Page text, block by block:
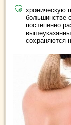
хроническую
большинстве
постепенно
сохраняются